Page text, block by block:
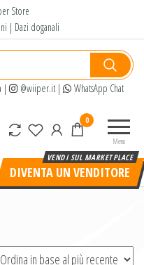
Store
| Dazi doganali
| @wiiper.it| WhatsApp Chat
Menu
0
DIVENTA UN VENDITORE